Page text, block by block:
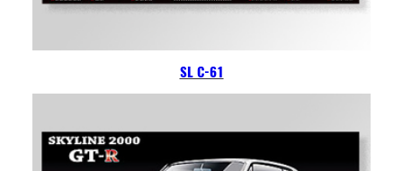
SL C-61